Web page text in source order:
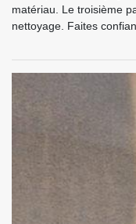
matériau. Le troisième
nettoyage. Faites